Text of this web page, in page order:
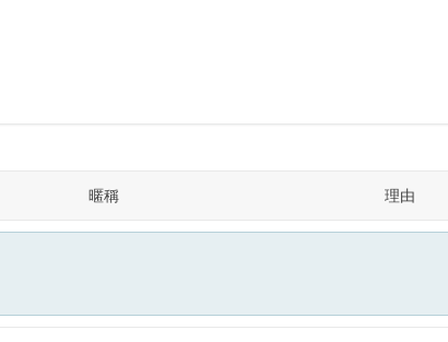
暱稱 理由